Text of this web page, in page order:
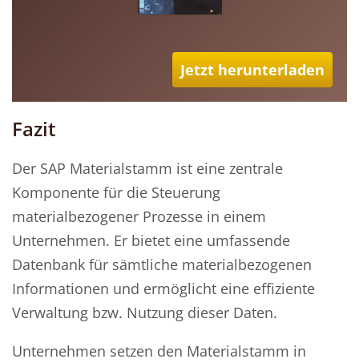
Jetzt herunterladen
Fazit
Der SAP Materialstamm ist eine zentrale
Komponente für die Steuerung
materialbezogener Prozesse in einem
Unternehmen. Er bietet eine umfassende
Datenbank für sämtliche materialbezogenen
Informationen und ermöglicht eine effiziente
Verwaltung bzw. Nutzung dieser Daten.
Unternehmen setzen den Materialstamm in